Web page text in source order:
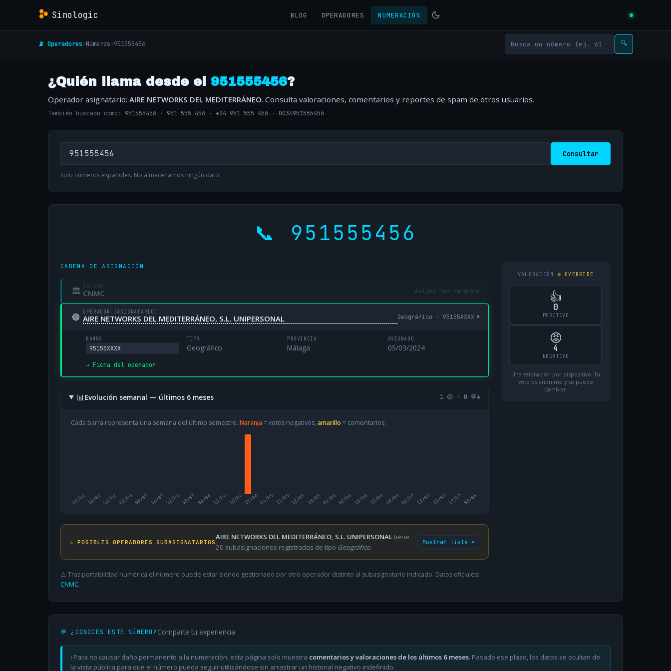
Sinologic BLOG OPERADORES NUMERACIÓN
📡 Operadores›Números›951555456 🔍
¿Quién llama desde el 951555456?
Operador asignatario: AIRE NETWORKS DEL MEDITERRÁNEO. Consulta valoraciones, comentarios y reportes de spam de otros usuarios.
También buscado como: 951555456 · 951 555 456 · +34 951 555 456 · 0034951555456
Consultar
Solo números españoles. No almacenamos ningún dato.
📞 951555456
CADENA DE ASIGNACIÓN
🏛 ORIGEN
CNMC Asigna los rangos ▾
🟢 OPERADOR (ASIGNATARIO)
AIRE NETWORKS DEL MEDITERRÁNEO, S.L. UNIPERSONAL Geográfico · 95155XXXX ▾
RANGO
95155XXXX
TIPO
Geográfico
PROVINCIA
Málaga
ASIGNADO
05/03/2024
→ Ficha del operador
📊Evolución semanal — últimos 6 meses 1 😡 · 0 💬▾
Cada barra representa una semana del último semestre. Naranja= votos negativos, amarillo = comentarios.
09/0216/0223/02 02/03 09/03 16/03 23/03 30/03 06/0413/04 20/0427/0404/05 11/0518/05 25/0501/0608/06 15/0622/06 29/0606/07 13/07 20/07 27/07 03/08
⚠️ POSIBLES OPERADORES SUBASIGNATARIOS
AIRE NETWORKS DEL MEDITERRÁNEO, S.L. UNIPERSONALtiene
20 subasignaciones registradas de tipo Geográfico.
Mostrar lista ▾
⚠️ Tras portabilidad numérica el número puede estar siendo gestionado por otro operador distinto al subasignatario indicado. Datos oficiales:
CNMC.
VALORACIÓN ⚙ OVERRIDE
👍
0
POSITIVO
😡
4
NEGATIVO
Una valoración por dispositivo. Tu
voto es anónimo y se puede
cambiar.
💬 ¿CONOCES ESTE NÚMERO? Comparte tu experiencia
ℹ️ Para no causar daño permanente a la numeración, esta página solo muestra comentarios y valoraciones de los últimos 6 meses. Pasado ese plazo, los datos se ocultan de
la vista pública para que el número pueda seguir utilizándose sin arrastrar un historial negativo indefinido.